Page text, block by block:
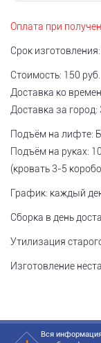
Оплата при
Срок
Стоимость: 150 руб.
Доставка ко
Доставка за город:
Подъём на лифте:
Подъём на руках:
(кровать 3-5
График: каждый
Сборка в день
Утилизация
Изготовление
Вся